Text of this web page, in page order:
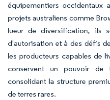
équipementiers occidentaux
projets australiens comme
lueur de diversification, ils
d'autorisation et à des défis
les producteurs capables de
conservent un pouvoir de
consolidant la structure
de terres rares.